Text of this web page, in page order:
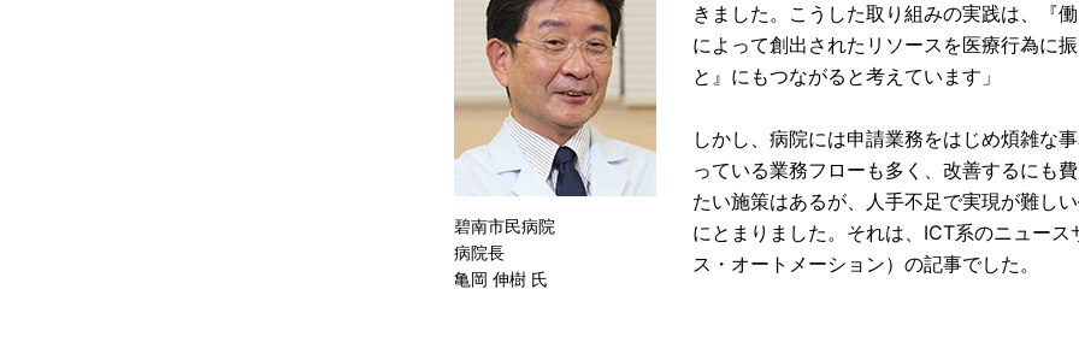
碧南市民病院
病院長
亀岡 伸樹 氏
きました。こうした取り組みの実践は、『
によって創出されたリソースを医療行為に
と』にもつながると考えています」
しかし、病院には申請業務をはじめ煩雑な
っている業務フローも多く、改善するにも
たい施策はあるが、人手不足で実現が難し
にとまりました。それは、ICT系のニュー
ス・オートメーション）の記事でした。